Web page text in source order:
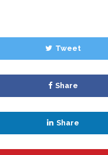
Tweet
Share
Share